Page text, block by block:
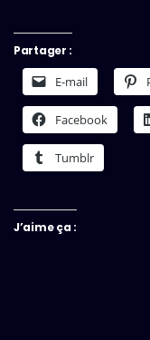
Partager :
E-mail
Facebook
Tumblr
J’aime ça :